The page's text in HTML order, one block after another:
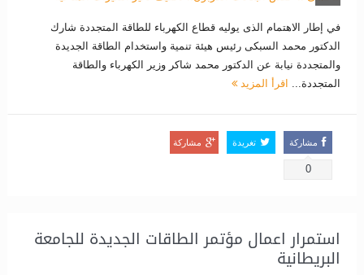
في إطار الاهتمام الذى يوليه قطاع الكهرباء للطاقة المتجددة شارك
الدكتور محمد السبكى رئيس هيئة تنمية واستخدام الطاقة الجديدة
والمتجددة نيابة عن الدكتور محمد شاكر وزير الكهرباء والطاقة
المتجددة...
اقرأ المزيد
مشاركة
0
تغريدة مشاركة
استمرار اعمال مؤتمر الطاقات الجديدة للجامعة
البريطانية